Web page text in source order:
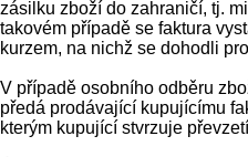
zásilku zboží do zahraničí, tj.
takovém případě se faktura
kurzem, na nichž se dohodli
V případě osobního odběru
předá prodávající kupujícímu
kterým kupující stvrzuje